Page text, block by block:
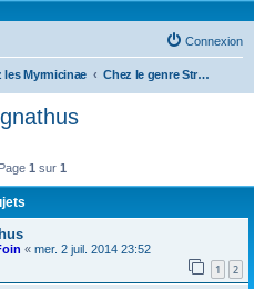
Connexion
les Myrmicinae Chez le genre Strongylognathus
1 sur 1
« mer. 2 juil. 2014 23:52
1 2